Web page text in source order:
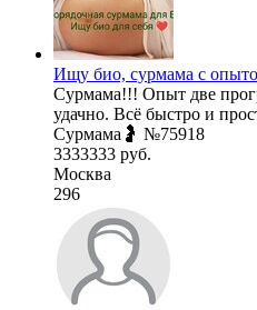
Ищу био, сурмама с
Сурмама!!! Опыт две
удачно. Всё быстро и
Сурмама🤰 №75918
3333333 руб.
Москва
296